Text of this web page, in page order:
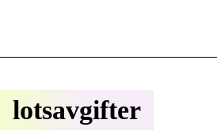
lotsavgifter